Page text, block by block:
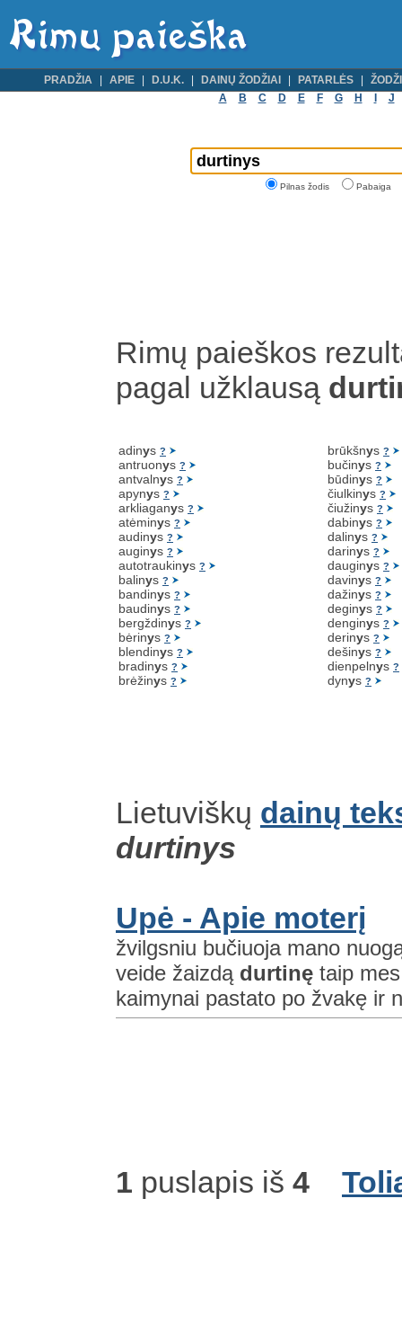
PRADŽIA APIE D.U.K. DAINŲ ŽODŽIAI PATARLĖS
A
B C D E F G H J
Pilnas žodis Pabaiga
Rimų paieškos
pagal užklausą
adinys ?
antruonys ?
antvalnys ?
apynys ?
arkliaganys ?
atėminys ?
audinys ?
auginys ?
autotraukinys ?
balinys ?
bandinys ?
baudinys ?
bergždinys ?
bėrinys ?
blendinys ?
bradinys ?
brėžinys ?
brūkšnys ?
bučinys ?
būdinys ?
čiulkinys ?
čiužinys ?
dabinys ?
dalinys ?
darinys ?
dauginys ?
davinys ?
dažinys ?
deginys ?
denginys ?
derinys ?
dešinys ?
dienpelnys ?
dynys ?
Lietuviškų dainų
durtinys
Upė - Apie moterį
žvilgsniu bučiuoja mano
veide žaizdą durtinę taip
kaimynai pastato po žvakę ir
1 puslapis iš 4